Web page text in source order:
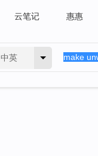
云笔记 惠惠
中英